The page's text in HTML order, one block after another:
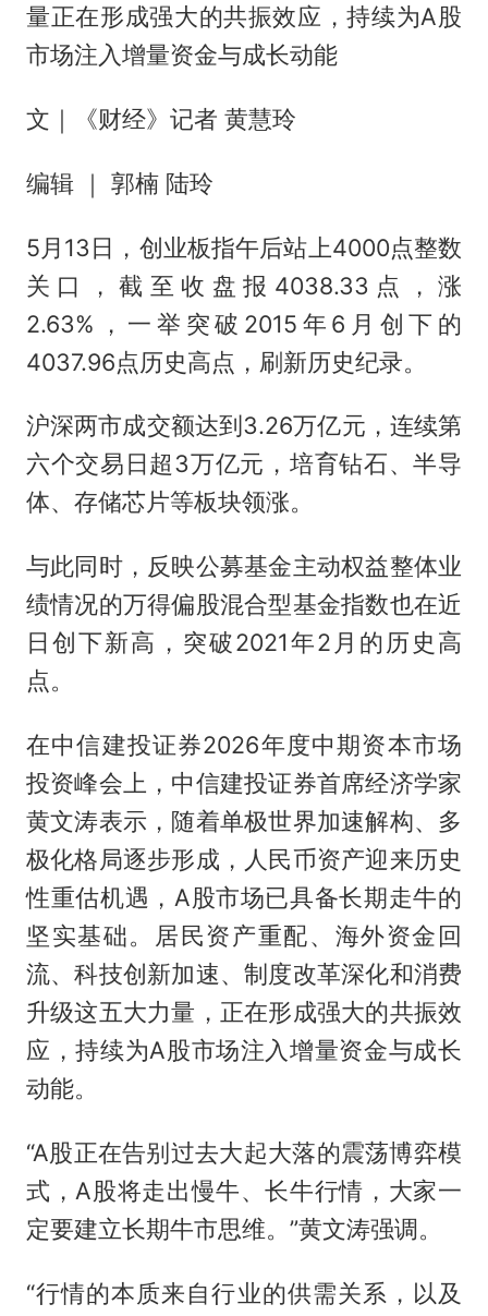
量正在形成强大的共振效应，持续为A股
市场注入增量资金与成长动能
文｜《财经》记者 黄慧玲
编辑 ｜ 郭楠 陆玲
5月13日，创业板指午后站上4000点整数
关口，截至收盘报4038.33点，涨
2.63%，一举突破2015年6月创下的
4037.96点历史高点，刷新历史纪录。
沪深两市成交额达到3.26万亿元，连续第
六个交易日超3万亿元，培育钻石、半导
体、存储芯片等板块领涨。
与此同时，反映公募基金主动权益整体业
绩情况的万得偏股混合型基金指数也在近
日创下新高，突破2021年2月的历史高
点。
在中信建投证券2026年度中期资本市场
投资峰会上，中信建投证券首席经济学家
黄文涛表示，随着单极世界加速解构、多
极化格局逐步形成，人民币资产迎来历史
性重估机遇，A股市场已具备长期走牛的
坚实基础。居民资产重配、海外资金回
流、科技创新加速、制度改革深化和消费
升级这五大力量，正在形成强大的共振效
应，持续为A股市场注入增量资金与成长
动能。
“A股正在告别过去大起大落的震荡博弈模
式，A股将走出慢牛、长牛行情，大家一
定要建立长期牛市思维。”黄文涛强调。
“行情的本质来自行业的供需关系，以及